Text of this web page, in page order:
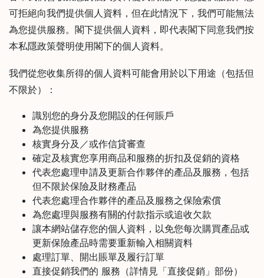
工
具
土
其
咖
啡
烘
焙
啡
用
可拒絕向我們提供個人資料，但在此情況下，我們可能無法
為您提供服務。閣下提供個人資料，即代表閣下同意我們按
本私隱政策聲明使用閣下的個人資料。
我們從您收集所得的個人資料可能會用於以下用途（包括但
不限於）：
識別您的身分及您開設的任何賬戶
為您提供服務
核實身分及／或作信貸審查
確定及核實您享用商品和服務的折扣及促銷的資格
代表您處理申請及更新合作夥伴的產品及服務，包括
但不限於保險及財務產品
代表您處理合作夥伴的產品及服務之保險索償
為您處理與服務有關的付款指示或追收欠款
讓本網站儲存您的個人資料，以免您每次購買產品或
更新保險產品時需要重新輸入相關資料
處理訂單、開出賬單及履行訂單
直接促銷我們的 服務（詳情見「直接促銷」部份）